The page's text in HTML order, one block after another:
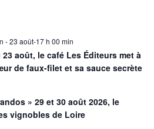
-23 août-17 h 00 min
août, le café Les Éditeurs met à
de faux-filet et sa sauce secrète
» 29 et 30 août 2026, le
vignobles de Loire